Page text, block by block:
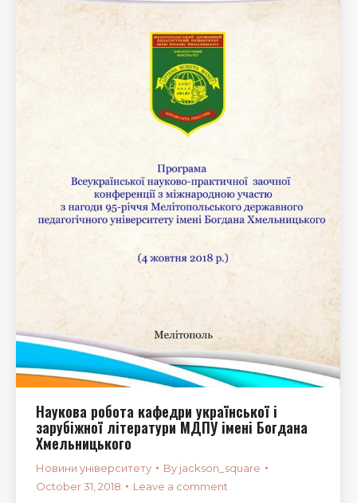
Наукова робота кафедри української і
зарубіжної літератури МДПУ імені Богдана
Хмельницького
Новини університету By jackson_square
October 31, 2018
Leave a comment